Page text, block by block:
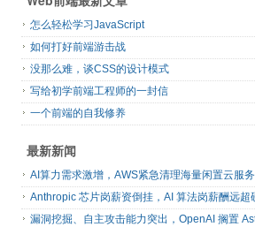
怎么轻松学习JavaScript
如何打好前端游击战
没那么难，谈CSS的设计模式
写给初学前端工程师的一封信
一个前端的自我修养
最新新闻
AI算力需求激增，AWS紧急清理海量闲置云服